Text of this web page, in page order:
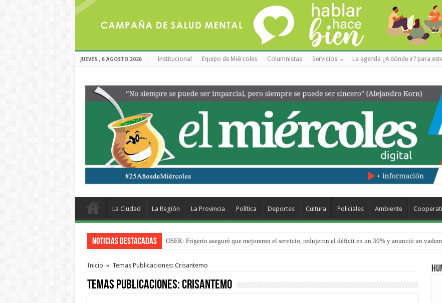
JUEVES , 6 AGOSTO 2026 Institucional Equipo de Miércoles Columnistas Servicios La agenda ¿A dónde ir? para
La Ciudad La Región La Provincia Política Deportes Cultura Policiales Ambiente
Noticias Destacadas OSER: Frigerio aseguró que mejoraron el servicio, redujeron el déficit en un 30% y anunció un
Por primera vez hicieron una cirugía de reconstrucción torácica en el Hospital Urquiza
Inicio » Temas Publicaciones: Crisantemo
Temas Publicaciones:Crisantemo